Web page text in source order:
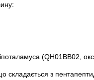
(QH01BB02,
з